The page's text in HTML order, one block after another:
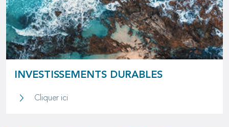
INVESTISSEMENTS DURABLES
Cliquer iciInvestissements durables